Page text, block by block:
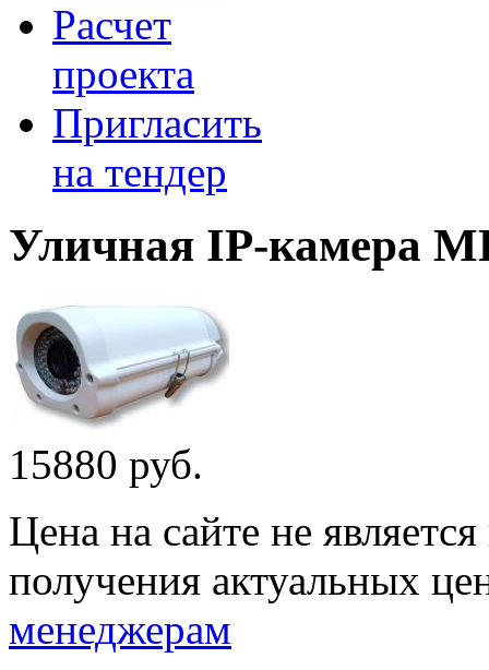
Расчет
проекта
Пригласить
на тендер
Уличная IP-камера
15880 руб.
Цена на сайте не
получения актуальных
менеджерам